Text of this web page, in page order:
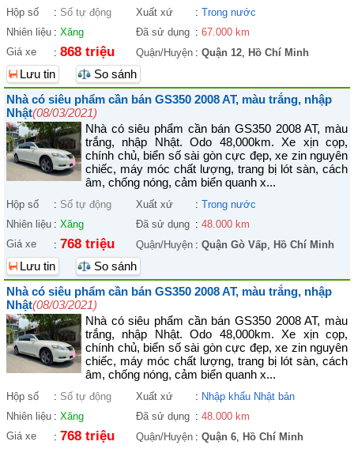
Hộp số : Số tự động Xuất xứ : Trong nước
Nhiên liệu : Xăng Đã sử dụng : 67.000 km
Giá xe
: 868 triệu Quận/Huyện : Quận 12, Hồ Chí Minh
Lưu tin
So sánh
Nhà có siêu phẩm cần bán GS350 2008 AT, màu trắng, nhập
Nhật(08/03/2021)
Nhà có siêu phẩm cần bán GS350 2008 AT, màu
trắng, nhập Nhật. Odo 48,000km. Xe xịn cọp,
chính chủ, biển số sài gòn cực đẹp, xe zin nguyên
chiếc, máy móc chất lượng, trang bị lót sàn, cách
âm, chống nóng, cảm biển quanh x...
Hộp số : Số tự động Xuất xứ : Trong nước
Nhiên liệu : Xăng Đã sử dụng : 48.000 km
Giá xe
: 768 triệu Quận/Huyện : Quận Gò Vấp, Hồ Chí Minh
Lưu tin
So sánh
Nhà có siêu phẩm cần bán GS350 2008 AT, màu trắng, nhập
Nhật(08/03/2021)
Nhà có siêu phẩm cần bán GS350 2008 AT, màu
trắng, nhập Nhật. Odo 48,000km. Xe xịn cọp,
chính chủ, biển số sài gòn cực đẹp, xe zin nguyên
chiếc, máy móc chất lượng, trang bị lót sàn, cách
âm, chống nóng, cảm biển quanh x...
Hộp số : Số tự động Xuất xứ : Nhập khẩu Nhật bản
Nhiên liệu : Xăng Đã sử dụng : 48.000 km
Giá xe
: 768 triệu Quận/Huyện : Quận 6, Hồ Chí Minh